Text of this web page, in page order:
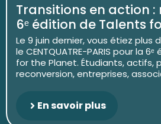
Transitions en action :
6ᵉ édition de Talents
Le 9 juin dernier, vous étiez plus
le CENTQUATRE-PARIS pour la
for the Planet. Étudiants, actifs,
reconversion, entreprises,
En savoir plus